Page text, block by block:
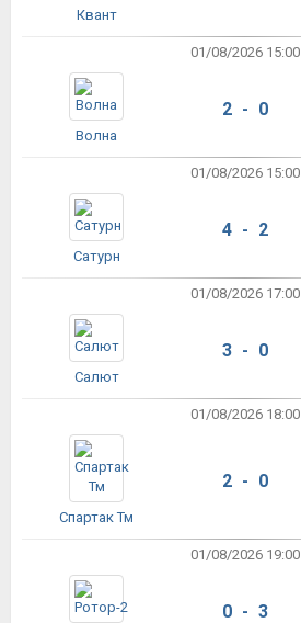
Квант
01/08/2026 15:00
Волна
2 - 0
01/08/2026 15:00
Сатурн
4 - 2
01/08/2026 17:00
Салют
3 - 0
01/08/2026 18:00
Спартак Тм
2 - 0
01/08/2026 19:00
0 - 3